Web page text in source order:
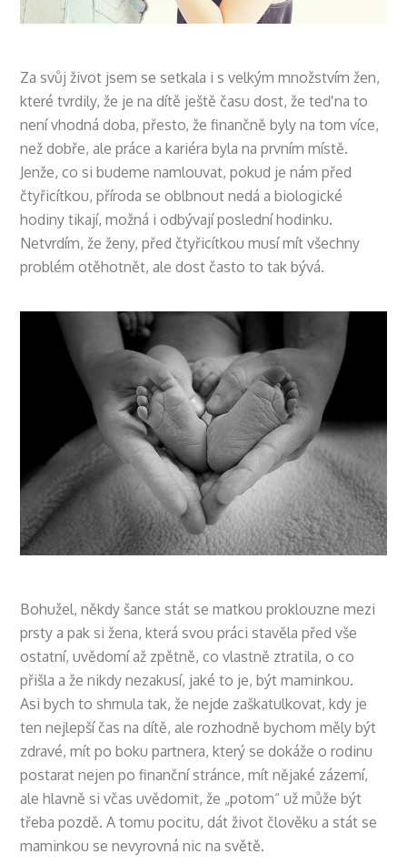
Za svůj život jsem se setkala i s velkým množstvím žen,
které tvrdily, že je na dítě ještě času dost, že teď na to
není vhodná doba, přesto, že finančně byly na tom více,
než dobře, ale práce a kariéra byla na prvním místě.
Jenže, co si budeme namlouvat, pokud je nám před
čtyřicítkou, příroda se oblbnout nedá a biologické
hodiny tikají, možná i odbývají poslední hodinku.
Netvrdím, že ženy, před čtyřicítkou musí mít všechny
problém otěhotnět, ale dost často to tak bývá.
Bohužel, někdy šance stát se matkou proklouzne mezi
prsty a pak si žena, která svou práci stavěla před vše
ostatní, uvědomí až zpětně, co vlastně ztratila, o co
přišla a že nikdy nezakusí, jaké to je, být maminkou.
Asi bych to shrnula tak, že nejde zaškatulkovat, kdy je
ten nejlepší čas na dítě, ale rozhodně bychom měly být
zdravé, mít po boku partnera, který se dokáže o rodinu
postarat nejen po finanční stránce, mít nějaké zázemí,
ale hlavně si včas uvědomit, že „potom“ už může být
třeba pozdě. A tomu pocitu, dát život člověku a stát se
maminkou se nevyrovná nic na světě.